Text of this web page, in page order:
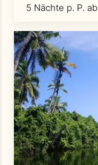
5 Nächte p. P. ab